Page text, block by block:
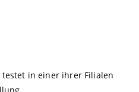
testet in einer ihrer Filialen